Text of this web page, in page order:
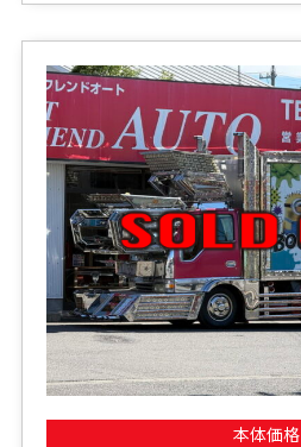
本体価格